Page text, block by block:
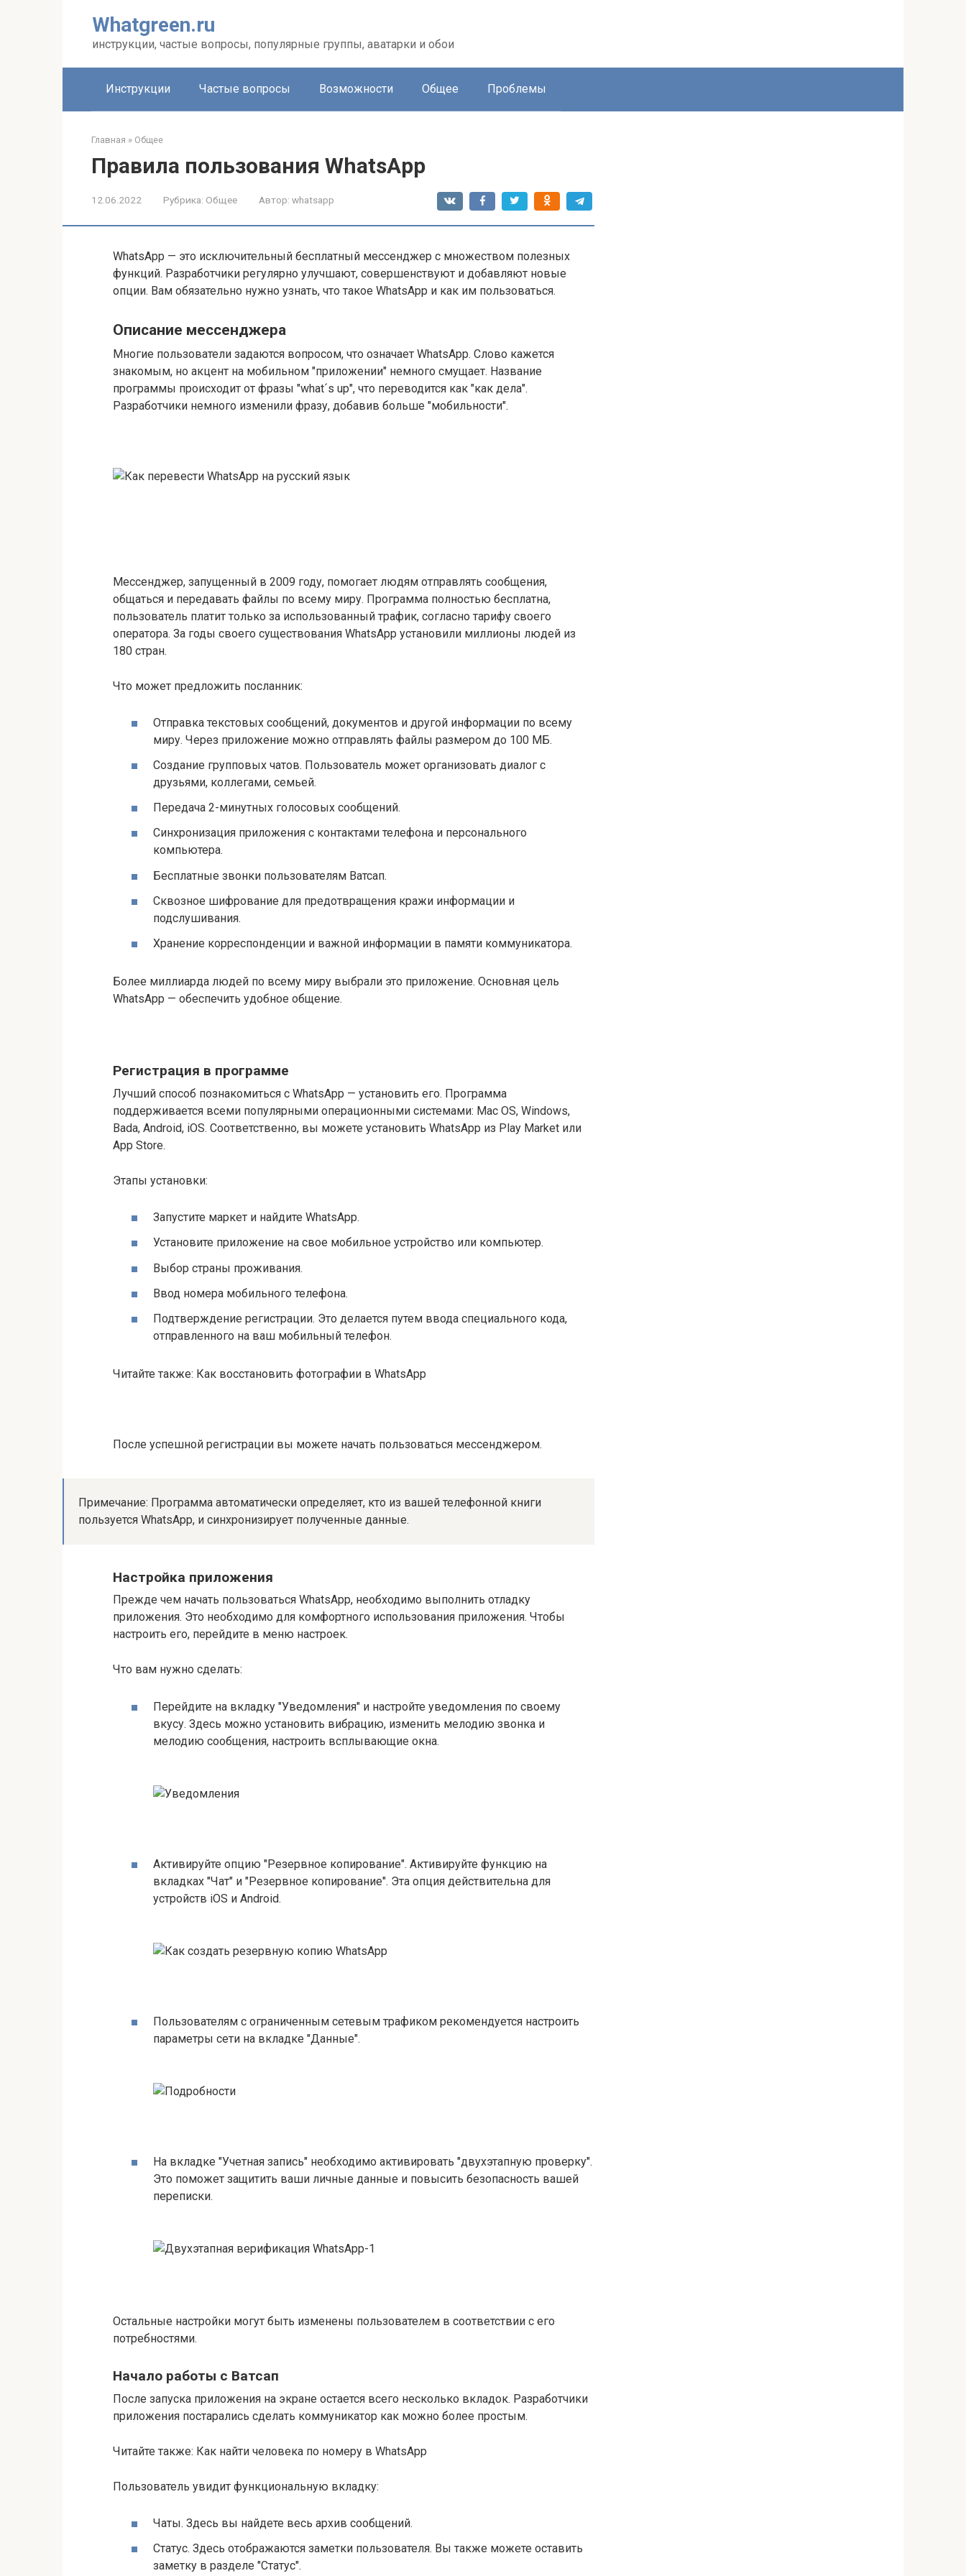
Whatgreen.ru
инструкции, частые вопросы, популярные группы, аватарки и обои
Инструкции Частые вопросы Возможности Общее Проблемы
Главная » Общее
Правила пользования WhatsApp
12.06.2022 Рубрика: Общее Автор: whatsapp
WhatsApp — это исключительный бесплатный мессенджер с множеством полезных
функций. Разработчики регулярно улучшают, совершенствуют и добавляют новые
опции. Вам обязательно нужно узнать, что такое WhatsApp и как им пользоваться.
Описание мессенджера
Многие пользователи задаются вопросом, что означает WhatsApp. Слово кажется
знакомым, но акцент на мобильном "приложении" немного смущает. Название
программы происходит от фразы "what´s up", что переводится как "как дела".
Разработчики немного изменили фразу, добавив больше "мобильности".
Мессенджер, запущенный в 2009 году, помогает людям отправлять сообщения,
общаться и передавать файлы по всему миру. Программа полностью бесплатна,
пользователь платит только за использованный трафик, согласно тарифу своего
оператора. За годы своего существования WhatsApp установили миллионы людей из
180 стран.
Что может предложить посланник:
Отправка текстовых сообщений, документов и другой информации по всему
миру. Через приложение можно отправлять файлы размером до 100 МБ.
Создание групповых чатов. Пользователь может организовать диалог с
друзьями, коллегами, семьей.
Передача 2-минутных голосовых сообщений.
Синхронизация приложения с контактами телефона и персонального
компьютера.
Бесплатные звонки пользователям Ватсап.
Сквозное шифрование для предотвращения кражи информации и
подслушивания.
Хранение корреспонденции и важной информации в памяти коммуникатора.
Более миллиарда людей по всему миру выбрали это приложение. Основная цель
WhatsApp — обеспечить удобное общение.
Регистрация в программе
Лучший способ познакомиться с WhatsApp — установить его. Программа
поддерживается всеми популярными операционными системами: Mac OS, Windows,
Bada, Android, iOS. Соответственно, вы можете установить WhatsApp из Play Market или
App Store.
Этапы установки:
Запустите маркет и найдите WhatsApp.
Установите приложение на свое мобильное устройство или компьютер.
Выбор страны проживания.
Ввод номера мобильного телефона.
Подтверждение регистрации. Это делается путем ввода специального кода,
отправленного на ваш мобильный телефон.
Читайте также: Как восстановить фотографии в WhatsApp
После успешной регистрации вы можете начать пользоваться мессенджером.
Примечание: Программа автоматически определяет, кто из вашей телефонной книги
пользуется WhatsApp, и синхронизирует полученные данные.
Настройка приложения
Прежде чем начать пользоваться WhatsApp, необходимо выполнить отладку
приложения. Это необходимо для комфортного использования приложения. Чтобы
настроить его, перейдите в меню настроек.
Что вам нужно сделать:
Перейдите на вкладку "Уведомления" и настройте уведомления по своему
вкусу. Здесь можно установить вибрацию, изменить мелодию звонка и
мелодию сообщения, настроить всплывающие окна.
Активируйте опцию "Резервное копирование". Активируйте функцию на
вкладках "Чат" и "Резервное копирование". Эта опция действительна для
устройств iOS и Android.
Пользователям с ограниченным сетевым трафиком рекомендуется настроить
параметры сети на вкладке "Данные".
На вкладке "Учетная запись" необходимо активировать "двухэтапную проверку".
Это поможет защитить ваши личные данные и повысить безопасность вашей
переписки.
Остальные настройки могут быть изменены пользователем в соответствии с его
потребностями.
Начало работы с Ватсап
После запуска приложения на экране остается всего несколько вкладок. Разработчики
приложения постарались сделать коммуникатор как можно более простым.
Читайте также: Как найти человека по номеру в WhatsApp
Пользователь увидит функциональную вкладку:
Чаты. Здесь вы найдете весь архив сообщений.
Статус. Здесь отображаются заметки пользователя. Вы также можете оставить
заметку в разделе "Статус".